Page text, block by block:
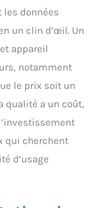
les données
un clin d’œil. Un
appareil
notamment
le prix soit un
qualité a un coût,
qui cherchent
d’usage